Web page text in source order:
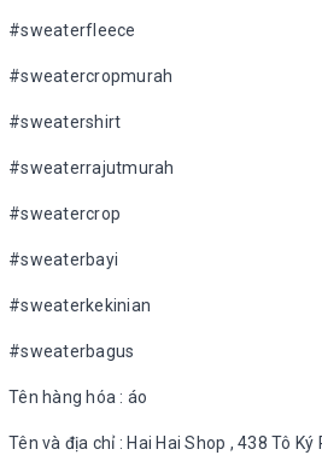
#sweaterfleece
#sweatercropmurah
#sweatershirt
#sweaterrajutmurah
#sweatercrop
#sweaterbayi
#sweaterkekinian
#sweaterbagus
Tên hàng hóa : áo
Tên và địa chỉ : Hai Hai Shop , 438 Tô Ký